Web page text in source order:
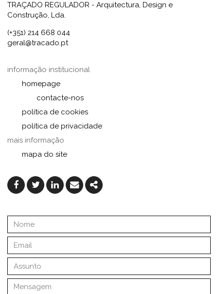
TRAÇADO REGULADOR - Arquitectura, Design e
Construção, Lda.
(+351) 214 668 044
geral@tracado.pt
informação institucional
homepage
contacte-nos
política de cookies
política de privacidade
mais informação
mapa do site
Facebook
TwitterLinkedinEmailShare